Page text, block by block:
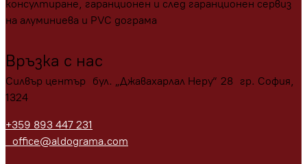
консултиране, гаранционен и след гаранционен сервиз
на алуминиева и PVC дограма
Връзка с нас
Силвър център бул. „Джавахарлал Неру“ 28 гр. София,
1324
+359 893 447 231
office@aldograma.com